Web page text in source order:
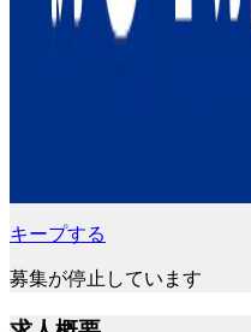
キープする
募集が停止しています